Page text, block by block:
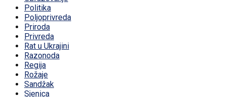
Politika
Poljoprivreda
Priroda
Privreda
Rat u Ukrajini
Razonoda
Regija
Rožaje
Sandžak
Sjenica